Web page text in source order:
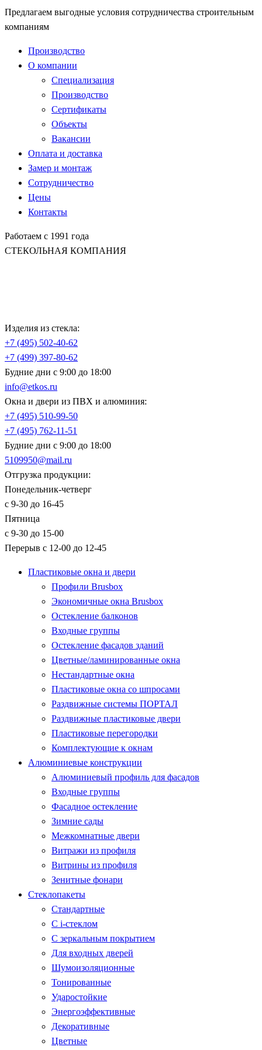
Предлагаем выгодные условия сотрудничества строительным
компаниям
Производство
О компании
Специализация
Производство
Сертификаты
Объекты
Вакансии
Оплата и доставка
Замер и монтаж
Сотрудничество
Цены
Контакты
Работаем с 1991 года
СТЕКОЛЬНАЯ КОМПАНИЯ
Изделия из стекла:
+7 (495) 502-40-62
+7 (499) 397-80-62
Будние дни с 9:00 до 18:00
info@etkos.ru
Окна и двери из ПВХ и алюминия:
+7 (495) 510-99-50
+7 (495) 762-11-51
Будние дни с 9:00 до 18:00
5109950@mail.ru
Отгрузка продукции:
Понедельник-четверг
с 9-30 до 16-45
Пятница
с 9-30 до 15-00
Перерыв с 12-00 до 12-45
Пластиковые окна и двери
Профили Brusbox
Экономичные окна Brusbox
Остекление балконов
Входные группы
Остекление фасадов зданий
Цветные/ламинированные окна
Нестандартные окна
Пластиковые окна со шпросами
Раздвижные системы ПОРТАЛ
Раздвижные пластиковые двери
Пластиковые перегородки
Комплектующие к окнам
Алюминиевые конструкции
Алюминиевый профиль для фасадов
Входные группы
Фасадное остекление
Зимние сады
Межкомнатные двери
Витражи из профиля
Витрины из профиля
Зенитные фонари
Стеклопакеты
Стандартные
С i-стеклом
С зеркальным покрытием
Для входных дверей
Шумоизоляционные
Тонированные
Ударостойкие
Энергоэффективные
Декоративные
Цветные